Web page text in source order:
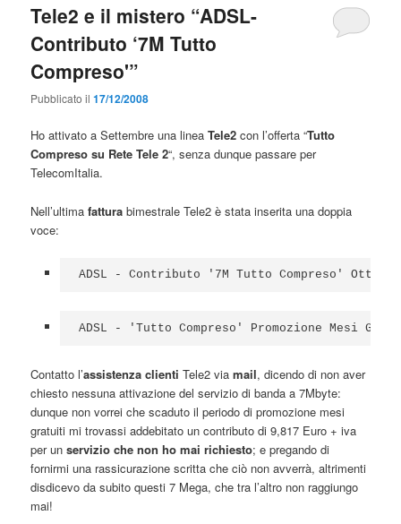
Tele2 e il mistero “ADSL-
Contributo ‘7M Tutto
Compreso'”
Pubblicato il17/12/2008
Ho attivato a Settembre una linea Tele2 con l’offerta “Tutto
Compreso su Rete Tele 2“, senza dunque passare per
TelecomItalia.
Nell’ultimafattura bimestrale Tele2 è stata inserita una doppia
voce:
ADSL - Contributo '7M Tutto Compreso'
ADSL - 'Tutto Compreso' Promozione Mesi
Contatto l’assistenza clienti Tele2 viamail, dicendo di non aver
chiesto nessuna attivazione del servizio di banda a 7Mbyte:
dunque non vorrei che scaduto il periodo di promozione mesi
gratuiti mi trovassi addebitato un contributo di 9,817 Euro + iva
per unservizio che non ho mai richiesto; e pregando di
fornirmi una rassicurazione scritta che ciò non avverrà, altrimenti
disdicevo da subito questi 7 Mega, che tra l’altro non raggiungo
mai!